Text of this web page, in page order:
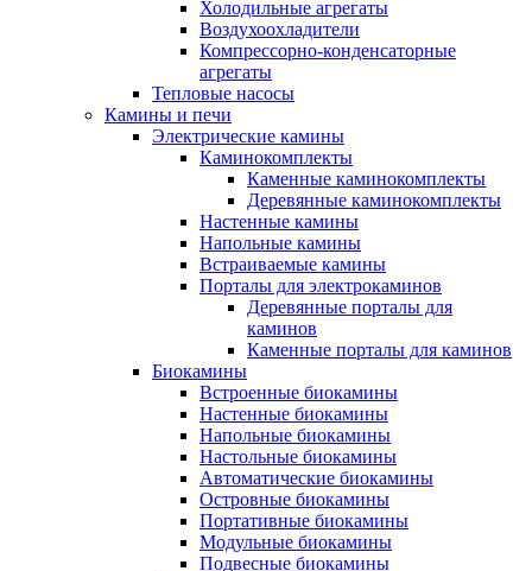
Холодильные агрегаты
Воздухоохладители
Компрессорно-конденсаторные
агрегаты
Тепловые насосы
Камины и печи
Электрические камины
Каминокомплекты
Каменные каминокомплекты
Деревянные каминокомплекты
Настенные камины
Напольные камины
Встраиваемые камины
Порталы для электрокаминов
Деревянные порталы для
каминов
Каменные порталы для каминов
Биокамины
Встроенные биокамины
Настенные биокамины
Напольные биокамины
Настольные биокамины
Автоматические биокамины
Островные биокамины
Портативные биокамины
Модульные биокамины
Подвесные биокамины